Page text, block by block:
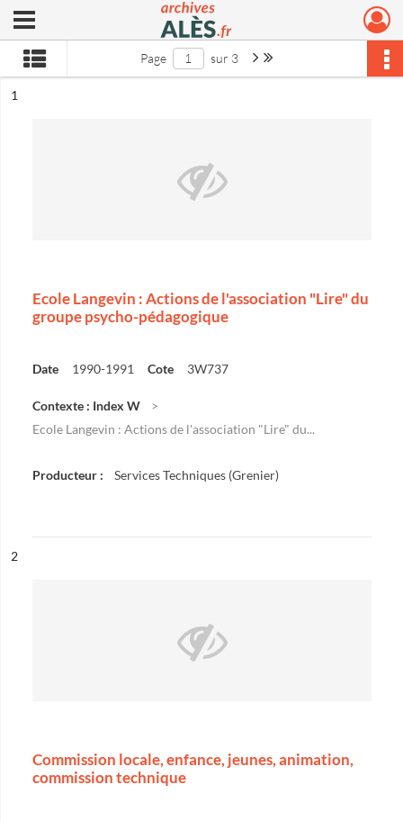
Archives municipales d'Alès
Ouvrir le menu déroulant
Page sur 3 Page suivante : 1/3
n°
1
Ecole Langevin : Actions de l'association "Lire" du
groupe psycho-pédagogique
Date 1990-1991 Cote 3W737
Contexte : Index W
Ecole Langevin : Actions de l'association "Lire" du...
Producteur : Services Techniques (Grenier)
n°
2
Commission locale, enfance, jeunes, animation,
commission technique